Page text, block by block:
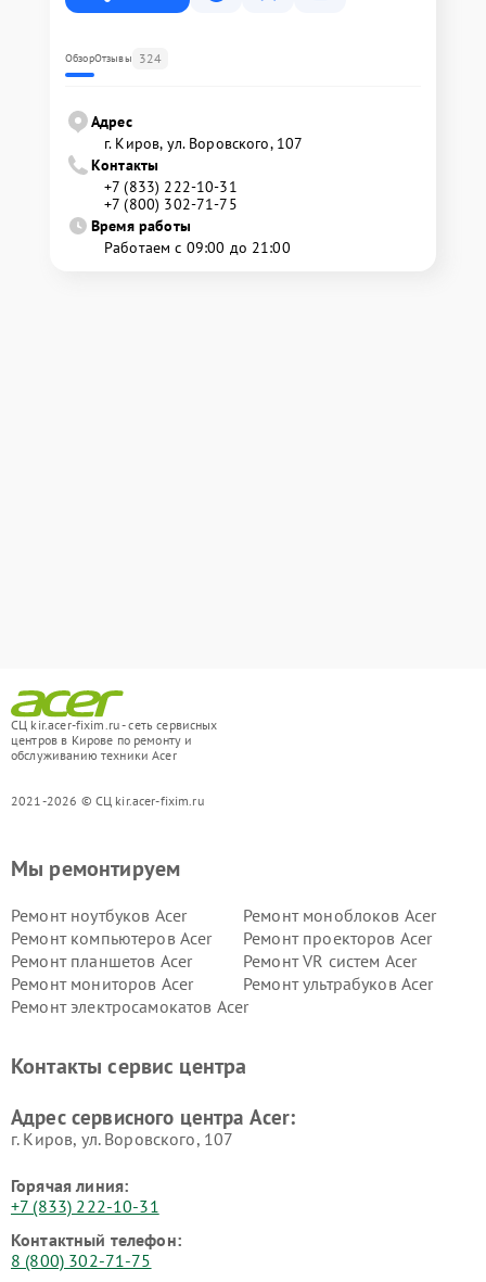
ОбзорОтзывы 324
Адрес
г. Киров, ул. Воровского, 107
Контакты
+7 (833) 222-10-31
+7 (800) 302-71-75
Время работы
Работаем с 09:00 до 21:00
СЦ kir.acer-fixim.ru - сеть сервисных
центров в Кирове по ремонту и
обслуживанию техники Acer
2021-2026 © СЦ kir.acer-fixim.ru
Мы ремонтируем
Ремонт ноутбуков Acer
Ремонт моноблоков Acer
Ремонт компьютеров Acer
Ремонт проекторов Acer
Ремонт планшетов Acer
Ремонт VR систем Acer
Ремонт мониторов Acer
Ремонт ультрабуков Acer
Ремонт электросамокатов Acer
Контакты сервис центра
Адрес сервисного центра Acer:
г. Киров, ул. Воровского, 107
Горячая линия:
+7 (833) 222-10-31
Контактный телефон:
8 (800) 302-71-75